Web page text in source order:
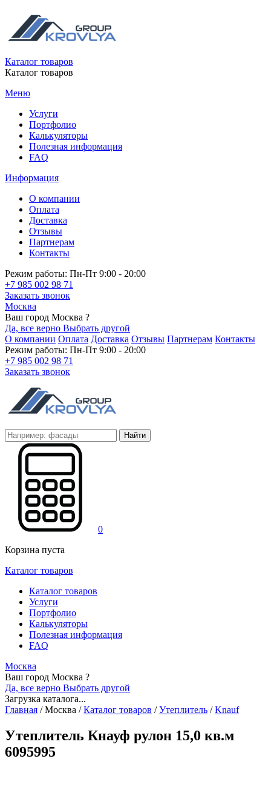
Каталог товаров
Каталог товаров
Меню
Услуги
Портфолио
Калькуляторы
Полезная информация
FAQ
Информация
О компании
Оплата
Доставка
Отзывы
Партнерам
Контакты
Режим работы: Пн-Пт 9:00 - 20:00
+7 985 002 98 71
Заказать звонок
Москва
Ваш город Москва ?
Да, все верно Выбрать другой
О компании Оплата Доставка Отзывы Партнерам Контакты
Режим работы: Пн-Пт 9:00 - 20:00
+7 985 002 98 71
Заказать звонок
Найти
0
Корзина пуста
Каталог товаров
Каталог товаров
Услуги
Портфолио
Калькуляторы
Полезная информация
FAQ
Москва
Ваш город Москва ?
Да, все верно Выбрать другой
Загрузка каталога...
Главная /Москва / Каталог товаров / Утеплитель / Knauf
Утеплитель Кнауф рулон 15,0 кв.м
6095995